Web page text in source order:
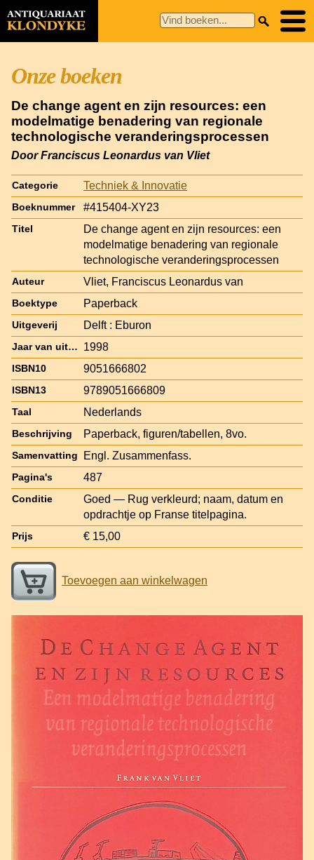
Onze boeken
De change agent en zijn resources: een
modelmatige benadering van regionale
technologische veranderingsprocessen
Door Franciscus Leonardus van Vliet
Categorie Techniek & Innovatie
Boeknummer #415404-XY23
Titel
De change agent en zijn resources: een
modelmatige benadering van regionale
technologische veranderingsprocessen
Auteur Vliet, Franciscus Leonardus van
Boektype Paperback
Uitgeverij Delft : Eburon
Jaar van uitgave 1998
ISBN10 9051666802
ISBN13 9789051666809
Taal Nederlands
Beschrijving Paperback, figuren/tabellen, 8vo.
Samenvatting Engl. Zusammenfass.
Pagina's 487
Conditie
Goed — Rug verkleurd; naam, datum en
opdrachtje op Franse titelpagina.
Prijs € 15,00
Toevoegen aan winkelwagen